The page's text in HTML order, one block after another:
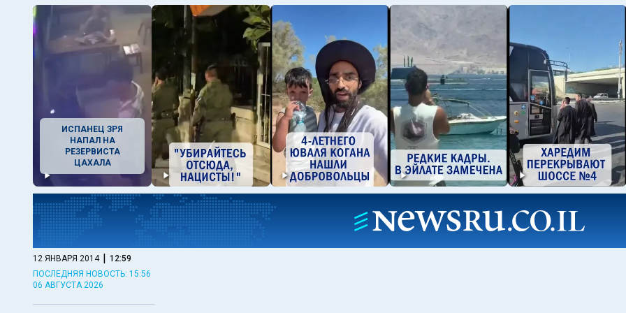
ИСПАНЕЦ ЗРЯ
НАПАЛ НА
РЕЗЕРВИСТА
ЦАХАЛА
12 ЯНВАРЯ 2014 | 12:59
ПОСЛЕДНЯЯ НОВОСТЬ: 15:56
06 АВГУСТА 2026